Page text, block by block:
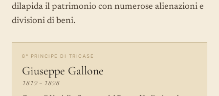
dilapida il patrimonio con numerose alienazioni e
divisioni di beni.
8° PRINCIPE DI TRICASE
Giuseppe Gallone
1819 – 1898